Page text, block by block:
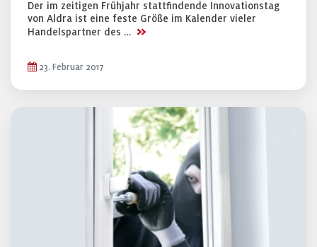
Der im zeitigen Frühjahr stattfindende Innovationstag
von Aldra ist eine feste Größe im Kalender vieler
Handelspartner des … >>
23. Februar 2017